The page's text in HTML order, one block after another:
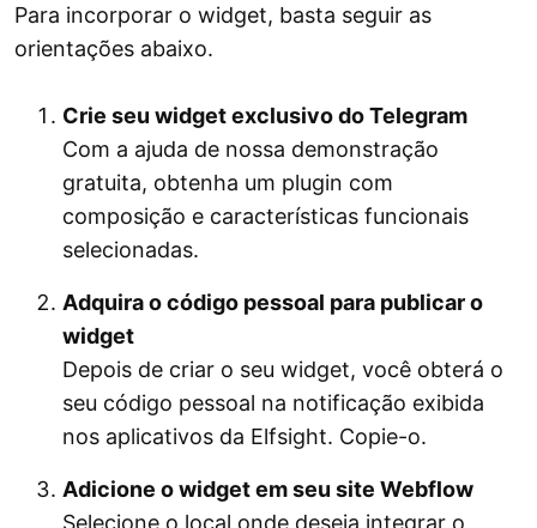
Para incorporar o widget, basta seguir as
orientações abaixo.
Crie seu widget exclusivo do Telegram
Com a ajuda de nossa demonstração
gratuita, obtenha um plugin com
composição e características funcionais
selecionadas.
Adquira o código pessoal para publicar o
widget
Depois de criar o seu widget, você obterá o
seu código pessoal na notificação exibida
nos aplicativos da Elfsight. Copie-o.
Adicione o widget em seu site Webflow
Selecione o local onde deseja integrar o